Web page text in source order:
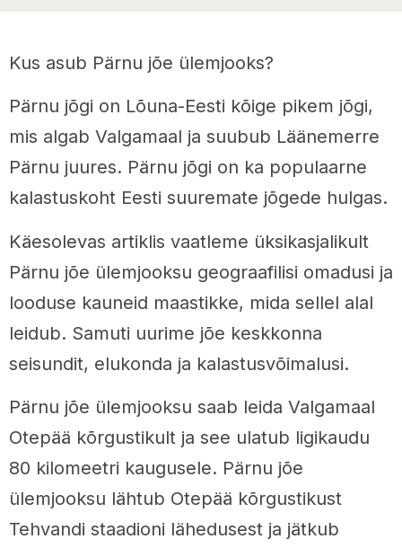
Kus asub Pärnu jõe ülemjooks?
Pärnu jõgi on Lõuna-Eesti kõige pikem jõgi,
mis algab Valgamaal ja suubub Läänemerre
Pärnu juures. Pärnu jõgi on ka populaarne
kalastuskoht Eesti suuremate jõgede hulgas.
Käesolevas artiklis vaatleme üksikasjalikult
Pärnu jõe ülemjooksu geograafilisi omadusi ja
looduse kauneid maastikke, mida sellel alal
leidub. Samuti uurime jõe keskkonna
seisundit, elukonda ja kalastusvõimalusi.
Pärnu jõe ülemjooksu saab leida Valgamaal
Otepää kõrgustikult ja see ulatub ligikaudu
80 kilomeetri kaugusele. Pärnu jõe
ülemjooksu lähtub Otepää kõrgustikust
Tehvandi staadioni lähedusest ja jätkub